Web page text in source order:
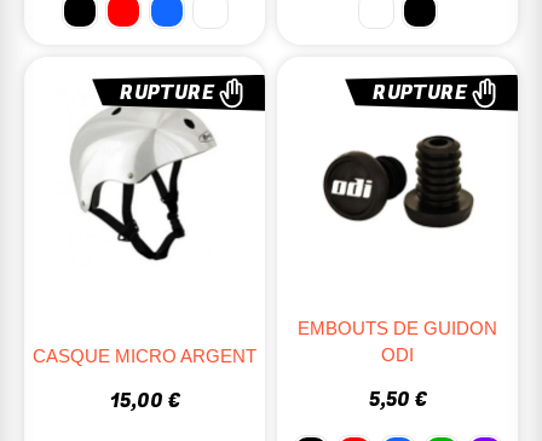
RUPTURE
CASQUE MICRO ARGENT
15,00 €
RUPTURE
EMBOUTS DE GUIDON
ODI
5,50 €